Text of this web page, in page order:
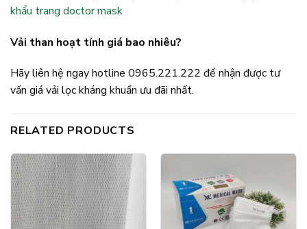
khẩu trang doctor mask
Vải than hoạt tính giá bao nhiêu?
Hãy liên hệ ngay hotline 0965.221.222 để nhận được tư
vấn giá vải lọc kháng khuẩn ưu đãi nhất.
RELATED PRODUCTS